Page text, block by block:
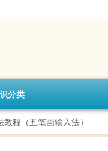
分类
程（五笔画输入法）